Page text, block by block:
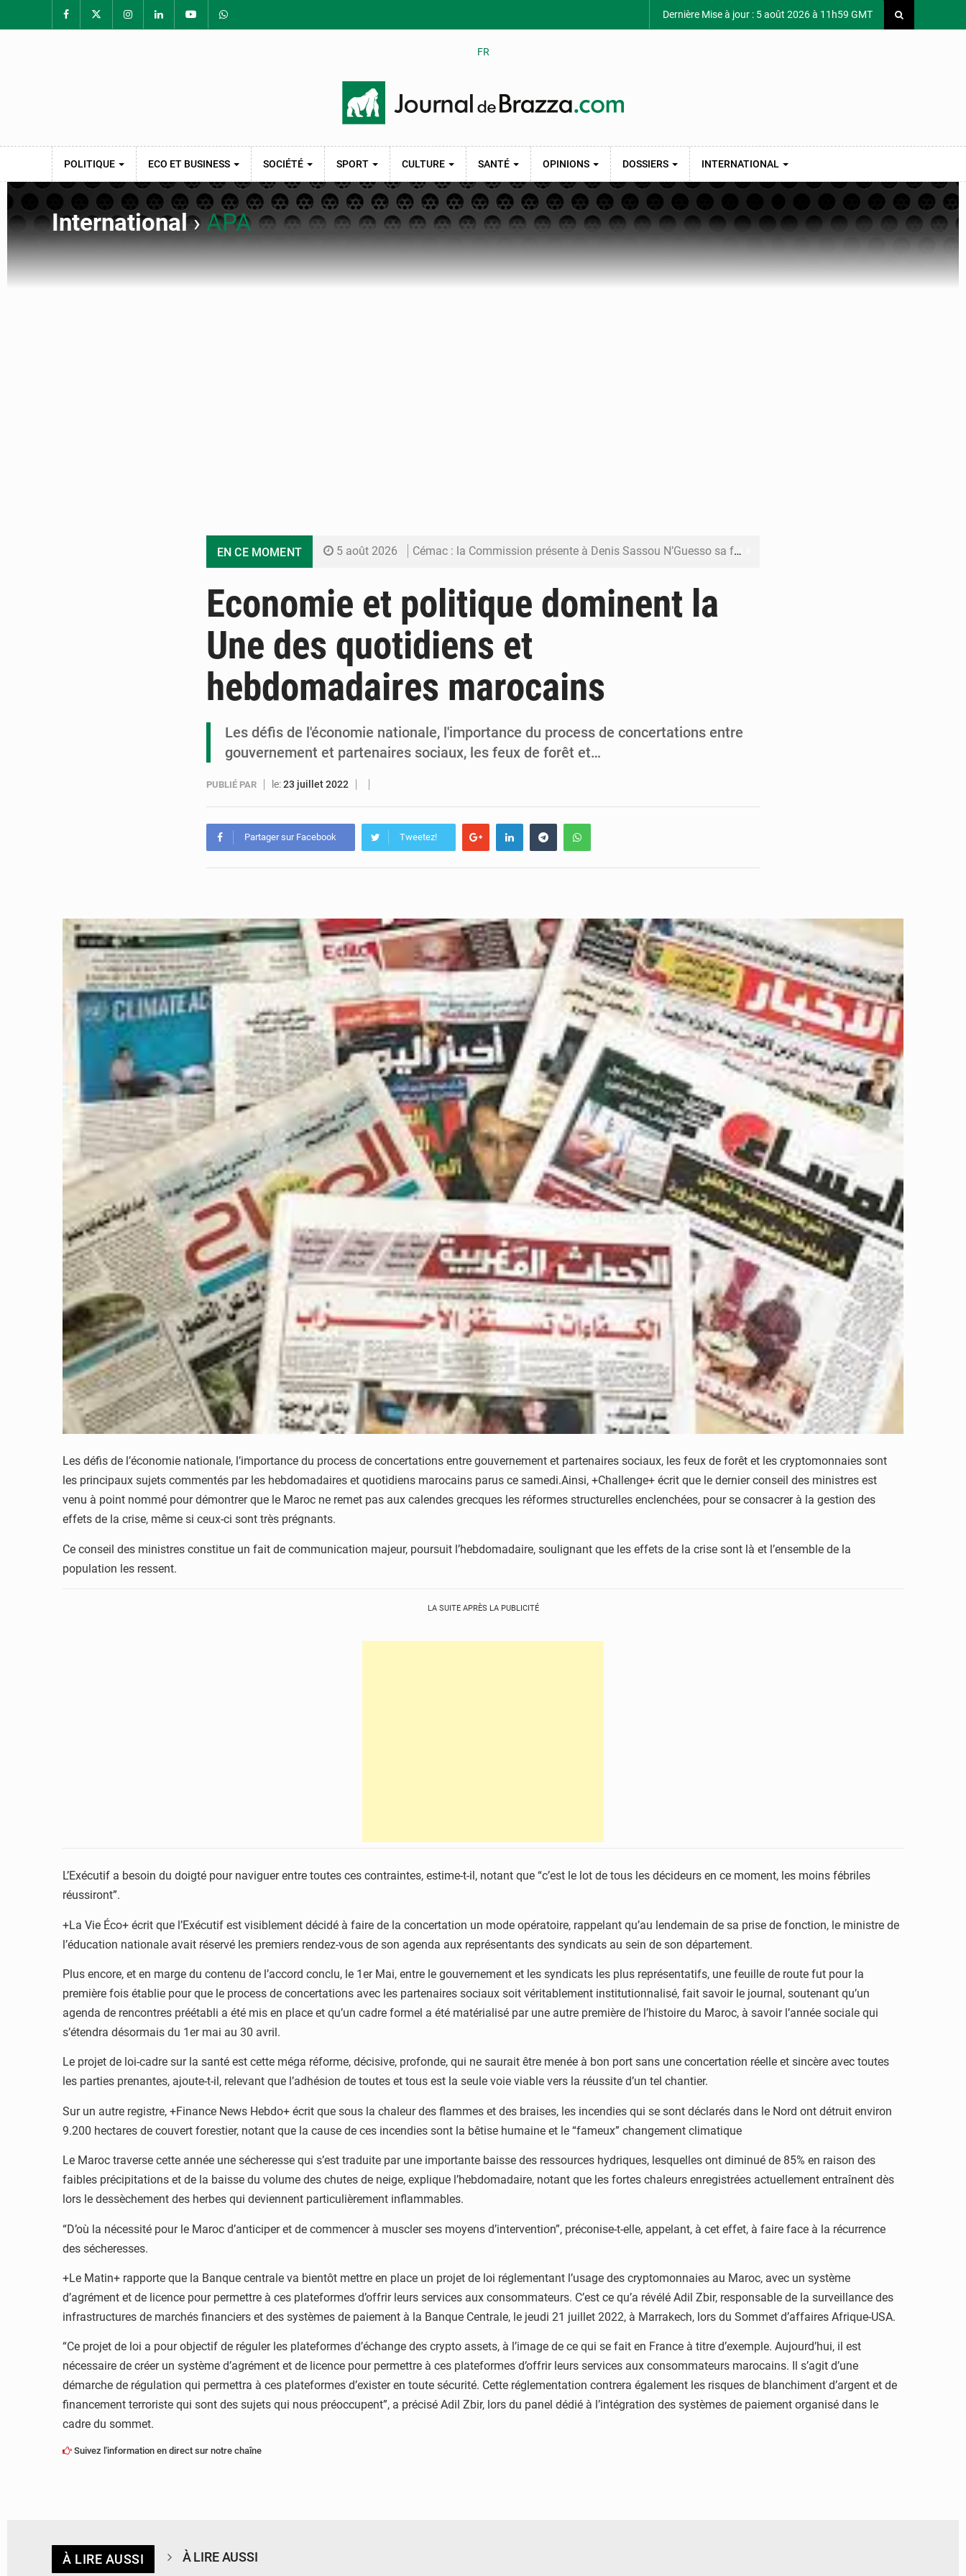
Dernière Mise à jour : 5 août 2026 à 11h59 GMT
FR
POLITIQUE ECO ET BUSINESS SOCIÉTÉ SPORT CULTURE SANTÉ OPINIONS DOSSIERS INTERNATIONAL
International›APA
EN CE MOMENT 5 août 2026 Cémac : la Commission présente à Denis Sassou N’Guesso sa feuille de route
5 août 2026 Compétitions africaines : la CAF ferme la porte à l’AC Léopards et à l’AS Otohô
4 août 2026 Congo : l’UDSN célèbre 393 nouveaux diplômés et mise sur l’excellence académique
3 août 2026 Congo : deux nouveaux ambassadeurs présentent leurs lettres de créance
Economie et politique dominent la
Une des quotidiens et
hebdomadaires marocains
Les défis de l'économie nationale, l'importance du process de concertations entre
gouvernement et partenaires sociaux, les feux de forêt et…
PUBLIÉ PAR le:23 juillet 2022
Partager sur Facebook Tweetez!
Les défis de l’économie nationale, l’importance du process de concertations entre gouvernement et partenaires sociaux, les feux de forêt et les cryptomonnaies sont
les principaux sujets commentés par les hebdomadaires et quotidiens marocains parus ce samedi.Ainsi, +Challenge+ écrit que le dernier conseil des ministres est
venu à point nommé pour démontrer que le Maroc ne remet pas aux calendes grecques les réformes structurelles enclenchées, pour se consacrer à la gestion des
effets de la crise, même si ceux-ci sont très prégnants.
Ce conseil des ministres constitue un fait de communication majeur, poursuit l’hebdomadaire, soulignant que les effets de la crise sont là et l’ensemble de la
population les ressent.
LA SUITE APRÈS LA PUBLICITÉ
L’Exécutif a besoin du doigté pour naviguer entre toutes ces contraintes, estime-t-il, notant que “c’est le lot de tous les décideurs en ce moment, les moins fébriles
réussiront”.
+La Vie Éco+ écrit que l’Exécutif est visiblement décidé à faire de la concertation un mode opératoire, rappelant qu’au lendemain de sa prise de fonction, le ministre de
l’éducation nationale avait réservé les premiers rendez-vous de son agenda aux représentants des syndicats au sein de son département.
Plus encore, et en marge du contenu de l’accord conclu, le 1er Mai, entre le gouvernement et les syndicats les plus représentatifs, une feuille de route fut pour la
première fois établie pour que le process de concertations avec les partenaires sociaux soit véritablement institutionnalisé, fait savoir le journal, soutenant qu’un
agenda de rencontres préétabli a été mis en place et qu’un cadre formel a été matérialisé par une autre première de l’histoire du Maroc, à savoir l’année sociale qui
s’étendra désormais du 1er mai au 30 avril.
Le projet de loi-cadre sur la santé est cette méga réforme, décisive, profonde, qui ne saurait être menée à bon port sans une concertation réelle et sincère avec toutes
les parties prenantes, ajoute-t-il, relevant que l’adhésion de toutes et tous est la seule voie viable vers la réussite d’un tel chantier.
Sur un autre registre, +Finance News Hebdo+ écrit que sous la chaleur des flammes et des braises, les incendies qui se sont déclarés dans le Nord ont détruit environ
9.200 hectares de couvert forestier, notant que la cause de ces incendies sont la bêtise humaine et le “fameux” changement climatique
Le Maroc traverse cette année une sécheresse qui s’est traduite par une importante baisse des ressources hydriques, lesquelles ont diminué de 85% en raison des
faibles précipitations et de la baisse du volume des chutes de neige, explique l’hebdomadaire, notant que les fortes chaleurs enregistrées actuellement entraînent dès
lors le dessèchement des herbes qui deviennent particulièrement inflammables.
“D’où la nécessité pour le Maroc d’anticiper et de commencer à muscler ses moyens d’intervention”, préconise-t-elle, appelant, à cet effet, à faire face à la récurrence
des sécheresses.
+Le Matin+ rapporte que la Banque centrale va bientôt mettre en place un projet de loi réglementant l’usage des cryptomonnaies au Maroc, avec un système
d’agrément et de licence pour permettre à ces plateformes d’offrir leurs services aux consommateurs. C’est ce qu’a révélé Adil Zbir, responsable de la surveillance des
infrastructures de marchés financiers et des systèmes de paiement à la Banque Centrale, le jeudi 21 juillet 2022, à Marrakech, lors du Sommet d’affaires Afrique-USA.
“Ce projet de loi a pour objectif de réguler les plateformes d’échange des crypto assets, à l’image de ce qui se fait en France à titre d’exemple. Aujourd’hui, il est
nécessaire de créer un système d’agrément et de licence pour permettre à ces plateformes d’offrir leurs services aux consommateurs marocains. Il s’agit d’une
démarche de régulation qui permettra à ces plateformes d’exister en toute sécurité. Cette réglementation contrera également les risques de blanchiment d’argent et de
financement terroriste qui sont des sujets qui nous préoccupent”, a précisé Adil Zbir, lors du panel dédié à l’intégration des systèmes de paiement organisé dans le
cadre du sommet.
Suivez l'information en direct sur notre chaîne
À LIRE AUSSI À LIRE AUSSI